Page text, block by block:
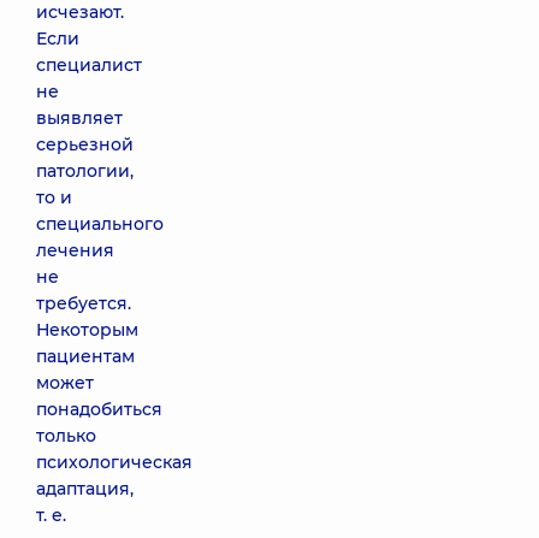
исчезают.
Если
специалист
не
выявляет
серьезной
патологии,
то и
специального
лечения
не
требуется.
Некоторым
пациентам
может
понадобиться
только
психологическая
адаптация,
т. е.